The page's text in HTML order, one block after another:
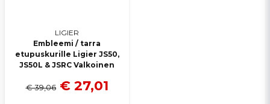
LIGIER
Embleemi / tarra
etupuskurille Ligier JS50,
JS50L & JSRC Valkoinen
€ 39,06 € 27,01